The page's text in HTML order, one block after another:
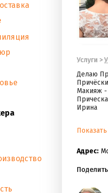
Услуги >
Делаю
Макияж -
Ирина
Адрес: